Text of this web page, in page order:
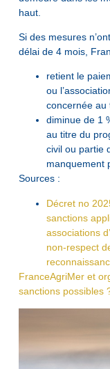
haut.
Si des mesures
délai de 4 mois,
retient le
ou
concernée au
diminue de 1
au titre du
civil ou partie
manquement
Sources :
Décret no
sanctions
associations
non-respect
FranceAgriMer et
sanctions possibles